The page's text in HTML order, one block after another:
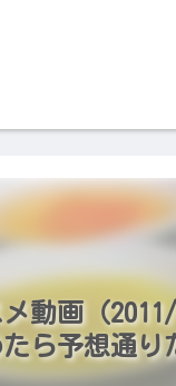
動画（
ら予想通り